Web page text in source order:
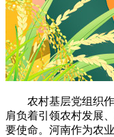
农村基层党组织
肩负着引领农村发展
要使命。河南作为农